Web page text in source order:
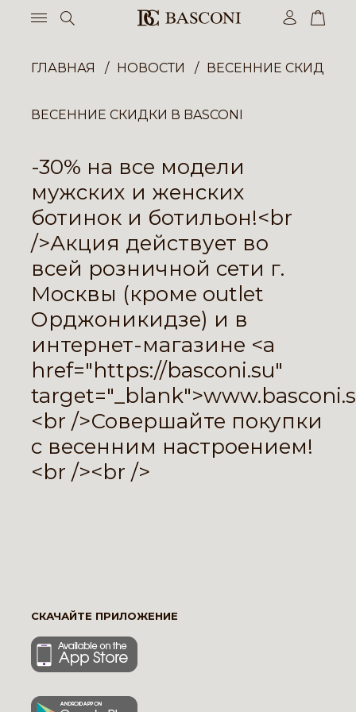
ГЛАВНАЯ НОВОСТИ ВЕСЕННИЕ СКИДКИ В
ВЕСЕННИЕ СКИДКИ В BASCONI
-30% на все модели
мужских и женских
ботинок и ботильон!<br
/>Акция действует во
всей розничной сети г.
Москвы (кроме outlet
Орджоникидзе) и в
интернет-магазине <a
href="https://basconi.su"
<br />Совершайте покупки
с весенним настроением!
<br /><br />
СКАЧАЙТЕ ПРИЛОЖЕНИЕ